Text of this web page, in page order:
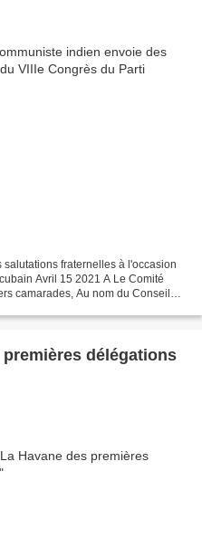
fraternelles à l'occasion
Avril 15 2021 A Le Comité
camarades, Au nom du Conseil
délégations